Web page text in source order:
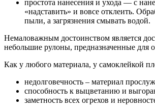
простота нанесения и ухода — с
«надставить» и вовсе отклеить.
пыли, а загрязнения смывать водой.
Немаловажным достоинством является
небольшие рулоны, предназначенные для
Как у любого материала, у самоклейкой
недолговечность – материал
способность к выцветанию и
заметность всех огрехов и